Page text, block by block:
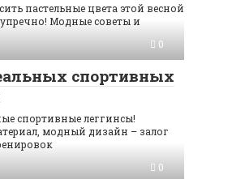
пастельные цвета этой весной
Модные советы и
0
спортивных
спортивные леггинсы!
модный дизайн – залог
0